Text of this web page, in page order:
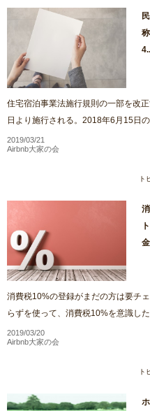
住宅宿泊事業法施行規則の一部を改
日より施行される。2018年6月15日
2019/03/21
Airbnb大家の会
ト
消費税10%の登録がまだの方は要チ
らずを使って、消費税10%を意識した
2019/03/20
Airbnb大家の会
ト